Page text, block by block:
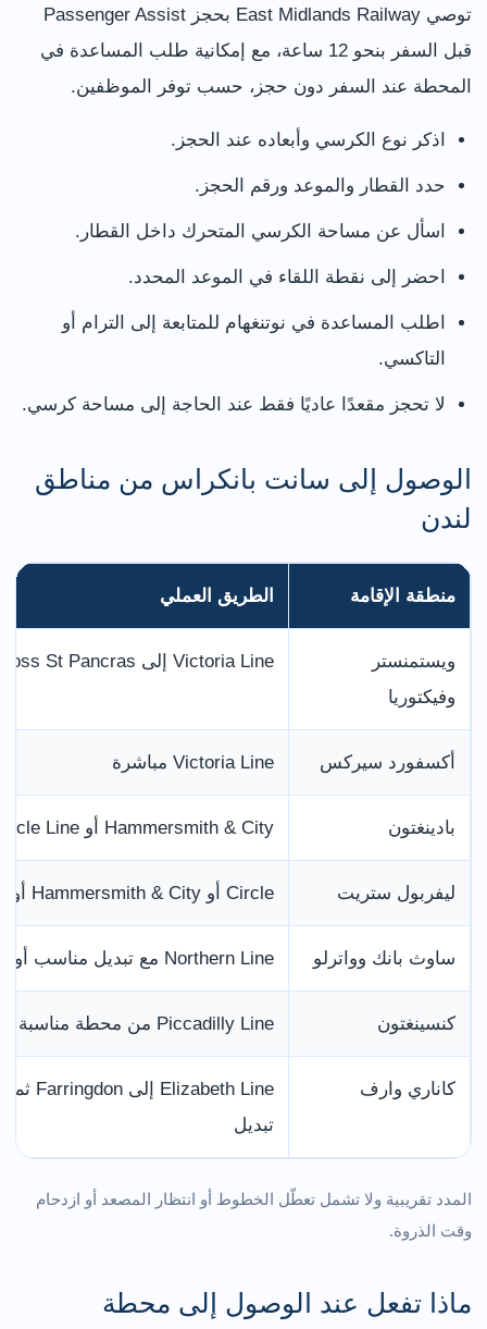
توصي East Midlands Railway بحجز Passenger Assist
قبل السفر بنحو 12 ساعة، مع إمكانية طلب المساعدة في
المحطة عند السفر دون حجز، حسب توفر الموظفين.
اذكر نوع الكرسي وأبعاده عند الحجز.
حدد القطار والموعد ورقم الحجز.
اسأل عن مساحة الكرسي المتحرك داخل القطار.
احضر إلى نقطة اللقاء في الموعد المحدد.
اطلب المساعدة في نوتنغهام للمتابعة إلى الترام أو
التاكسي.
لا تحجز مقعدًا عاديًا فقط عند الحاجة إلى مساحة كرسي.
الوصول إلى سانت بانكراس من مناطق
لندن
منطقة الإقامة الطريق العملي
ويستمنستر
وفيكتوريا
Victoria Line إلى King’s Cross St Pancras
أكسفورد سيركس Victoria Line مباشرة
بادينغتون Hammersmith & City أو Circle Line
ليفربول ستريت Circle أو Hammersmith & City أو Metropolitan
ساوث بانك وواترلو Northern Line مع تبديل مناسب أو تاكسي
كنسينغتون Piccadilly Line من محطة مناسبة
كاناري وارف
تبديل
المدد تقريبية ولا تشمل تعطّل الخطوط أو انتظار المصعد أو ازدحام
وقت الذروة.
ماذا تفعل عند الوصول إلى محطة